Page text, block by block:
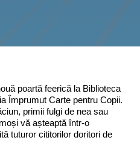
poartă feerică la Biblioteca
Împrumut Carte pentru Copii.
primii fulgi de nea sau
vă așteaptă într-o
tuturor cititorilor doritori de